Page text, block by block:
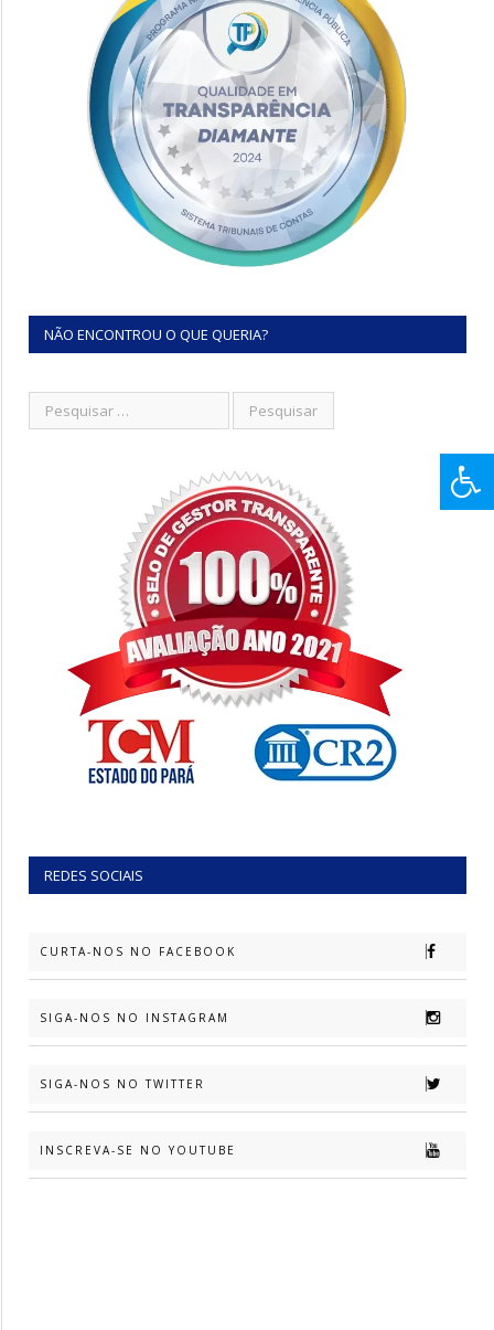
NÃO ENCONTROU O QUE QUERIA?
REDES SOCIAIS
CURTA-NOS NO FACEBOOK
SIGA-NOS NO INSTAGRAM
SIGA-NOS NO TWITTER
INSCREVA-SE NO YOUTUBE